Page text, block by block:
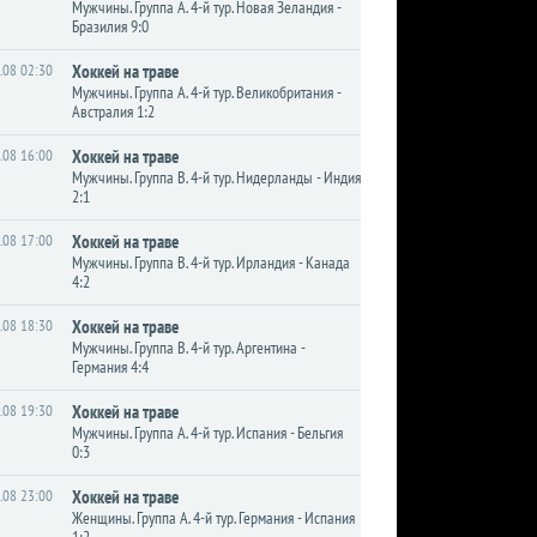
Мужчины. Группа A. 4-й тур. Новая Зеландия -
Бразилия 9:0
02:30 Хоккей на траве
Мужчины. Группа A. 4-й тур. Великобритания -
Австралия 1:2
16:00 Хоккей на траве
Мужчины. Группа B. 4-й тур. Нидерланды - Индия
2:1
17:00 Хоккей на траве
Мужчины. Группа B. 4-й тур. Ирландия - Канада
4:2
18:30 Хоккей на траве
Мужчины. Группа B. 4-й тур. Аргентина -
Германия 4:4
19:30 Хоккей на траве
Мужчины. Группа A. 4-й тур. Испания - Бельгия
0:3
23:00 Хоккей на траве
Женщины. Группа A. 4-й тур. Германия - Испания